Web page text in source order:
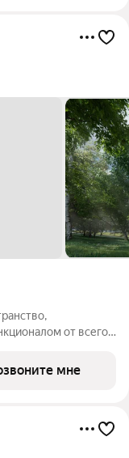
от всего
чувствовал себя
мне